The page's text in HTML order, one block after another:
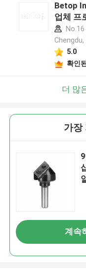
Betop
업체 프
Chengdu,
5.0
확인
더 많
가장
계속